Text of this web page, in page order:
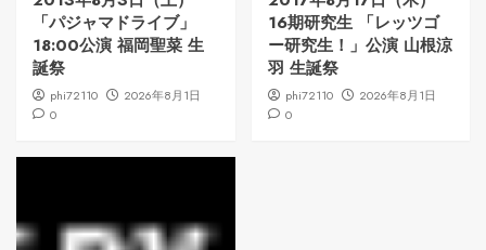
「パジャマドライブ」
18:00公演 福岡聖菜 生
誕祭
phi72110
2026年8月1日
0
16期研究生 「レッツゴ
ー研究生！」公演 山根涼
羽 生誕祭
phi72110
2026年8月1日
0